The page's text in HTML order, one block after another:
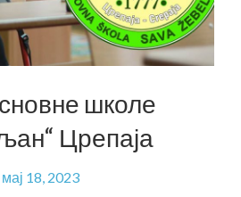
школе
Црепаја
мај 18, 2023